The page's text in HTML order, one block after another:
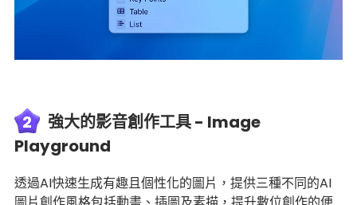
2
強大的影音創作工具 - Image
Playground
透過AI快速生成有趣且個性化的圖片，提供三種不同的AI